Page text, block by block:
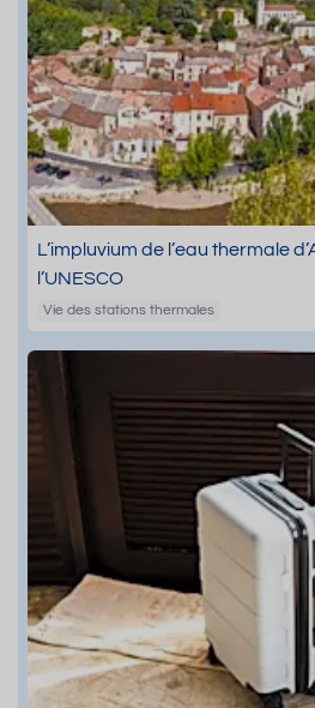
L’impluvium de l’eau thermale
l’UNESCO
Vie des stations thermales